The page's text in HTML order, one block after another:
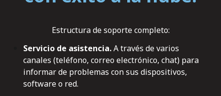
Estructura de soporte completo:
Servicio de asistencia.A través de varios
canales (teléfono, correo electrónico, chat) para
informar de problemas con sus dispositivos,
software o red.